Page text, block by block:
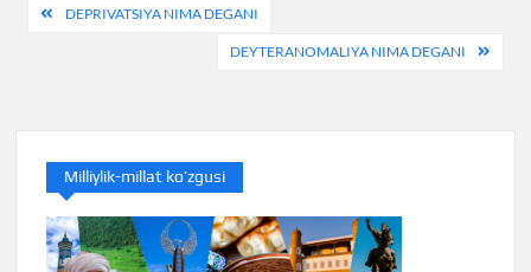
PostDEPRIVATSIYA NIMA DEGANI
DEYTERANOMALIYA NIMA DEGANI
Milliylik-millat ko’zgusi